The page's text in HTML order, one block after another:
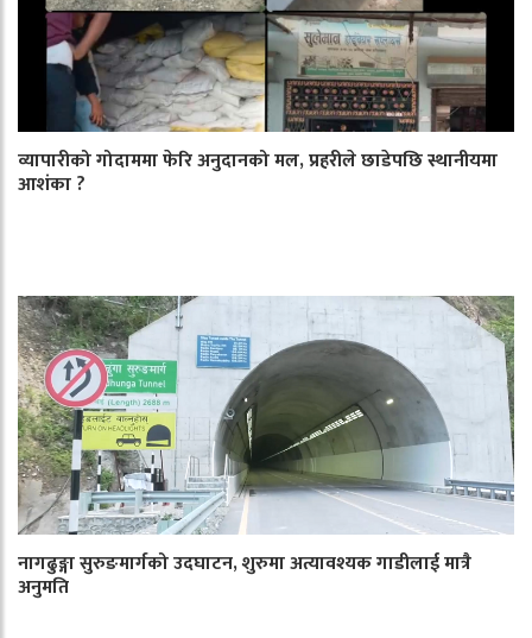
व्यापारीको गोदाममा फेरि अनुदानको मल, प्रहरीले छाडेपछि स्थानीयमा
आशंका ?
नागढुङ्गा सुरुङमार्गको उदघाटन, शुरुमा अत्यावश्यक गाडीलाई मात्रै
अनुमति